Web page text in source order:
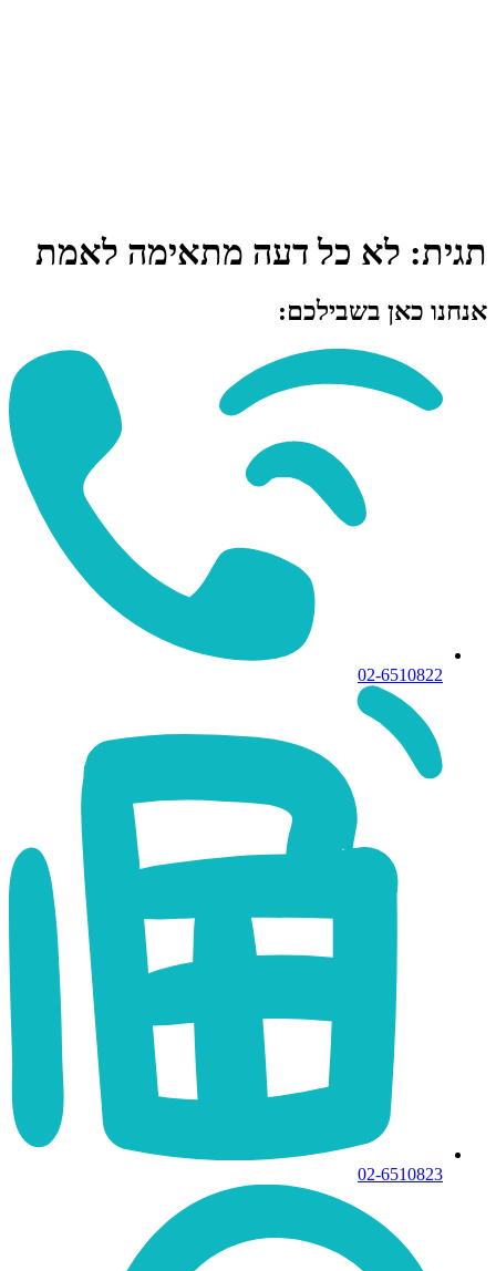
תגית: לא כל דעה מתאימה לאמת
אנחנו כאן בשבילכם:
02-6510822
02-6510823